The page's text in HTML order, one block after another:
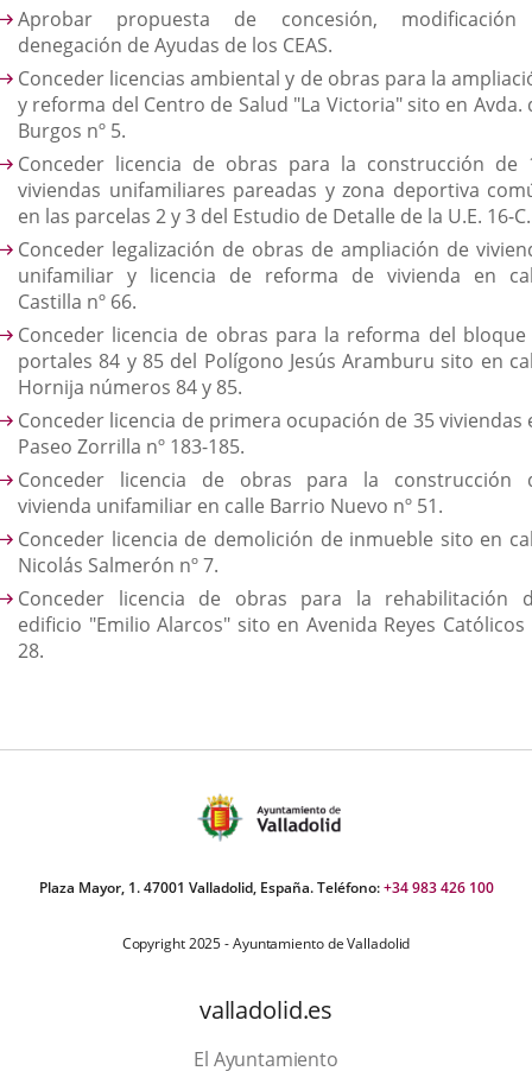
Aprobar propuesta de concesión,
denegación de Ayudas de los CEAS.
Conceder licencias ambiental y de obras para la
y reforma del Centro de Salud "La Victoria" sito en Avda.
Burgos nº 5.
Conceder licencia de obras para la construcción de
viviendas unifamiliares pareadas y zona deportiva
en las parcelas 2 y 3 del Estudio de Detalle de la U.E. 16-C.
Conceder legalización de obras de ampliación de
unifamiliar y licencia de reforma de vivienda en
Castilla nº 66.
Conceder licencia de obras para la reforma del bloque
portales 84 y 85 del Polígono Jesús Aramburu sito en
Hornija números 84 y 85.
Conceder licencia de primera ocupación de 35 viviendas
Paseo Zorrilla nº 183-185.
Conceder licencia de obras para la construcción
vivienda unifamiliar en calle Barrio Nuevo nº 51.
Conceder licencia de demolición de inmueble sito en
Nicolás Salmerón nº 7.
Conceder licencia de obras para la rehabilitación
edificio "Emilio Alarcos" sito en Avenida Reyes Católicos
28.
Plaza Mayor, 1. 47001 Valladolid, España. Teléfono:+34 983 426 100
Copyright 2025 - Ayuntamiento de Valladolid
valladolid.es
El Ayuntamiento